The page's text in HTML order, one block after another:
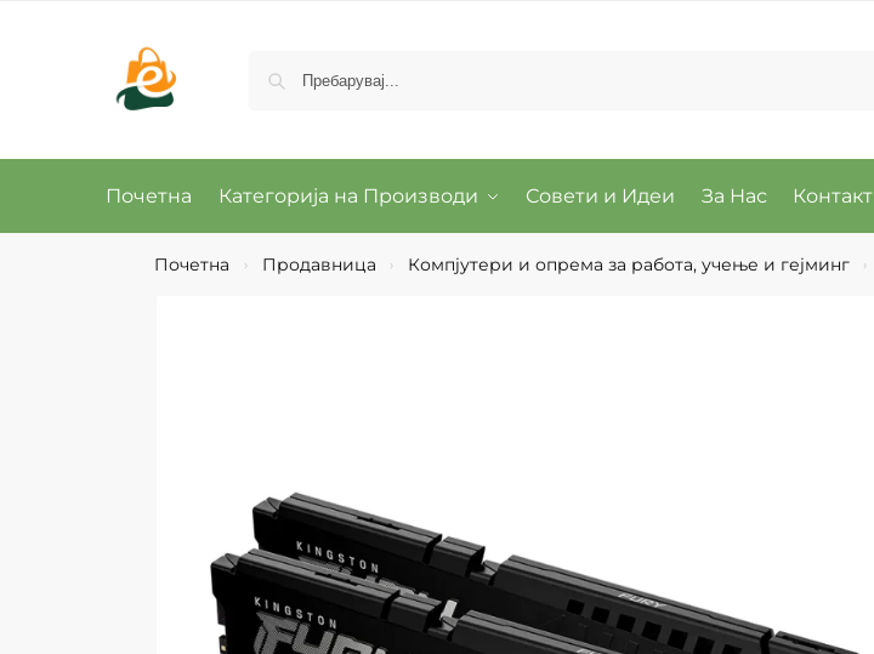
Почетна Категорија на Производи Совети и Идеи За Нас Контакт
Почетна › Продавница › Компјутери и опрема за работа, учење и гејминг ›